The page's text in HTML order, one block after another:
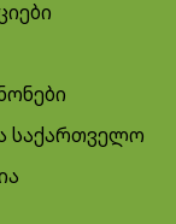
საქართველო